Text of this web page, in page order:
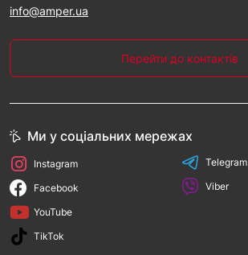
info@amper.ua
Перейти до контактів
Ми у соціальних мережах
Instagram
Facebook
YouTube
TikTok
Telegram
Viber